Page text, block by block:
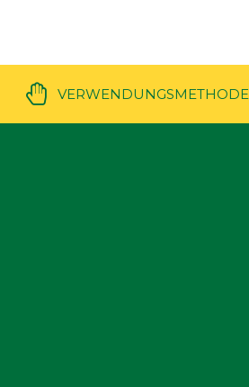
VERWENDUNGSMETHODE